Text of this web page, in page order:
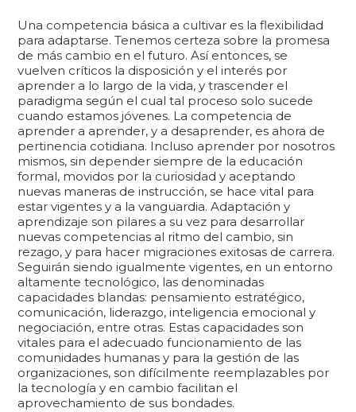
Una competencia básica a cultivar es la flexibilidad
para adaptarse. Tenemos certeza sobre la promesa
de más cambio en el futuro. Así entonces, se
vuelven críticos la disposición y el interés por
aprender a lo largo de la vida, y trascender el
paradigma según el cual tal proceso solo sucede
cuando estamos jóvenes. La competencia de
aprender a aprender, y a desaprender, es ahora de
pertinencia cotidiana. Incluso aprender por nosotros
mismos, sin depender siempre de la educación
formal, movidos por la curiosidad y aceptando
nuevas maneras de instrucción, se hace vital para
estar vigentes y a la vanguardia. Adaptación y
aprendizaje son pilares a su vez para desarrollar
nuevas competencias al ritmo del cambio, sin
rezago, y para hacer migraciones exitosas de carrera.
Seguirán siendo igualmente vigentes, en un entorno
altamente tecnológico, las denominadas
capacidades blandas: pensamiento estratégico,
comunicación, liderazgo, inteligencia emocional y
negociación, entre otras. Estas capacidades son
vitales para el adecuado funcionamiento de las
comunidades humanas y para la gestión de las
organizaciones, son difícilmente reemplazables por
la tecnología y en cambio facilitan el
aprovechamiento de sus bondades.